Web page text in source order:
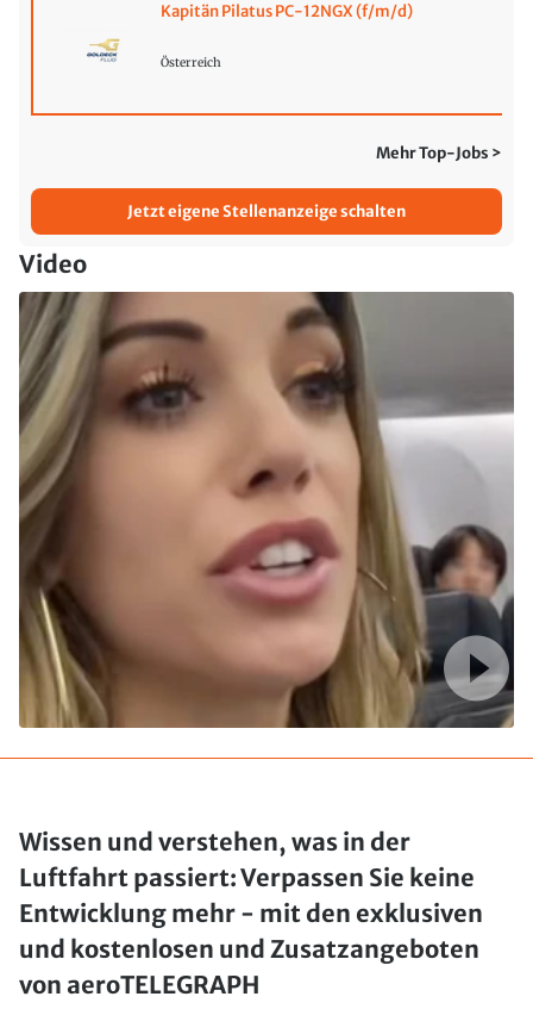
Kapitän Pilatus PC-12NGX (f/m/d)
Österreich
Mehr Top-Jobs >
Jetzt eigene Stellenanzeige schalten
Video
Wissen und verstehen, was in der
Luftfahrt passiert: Verpassen Sie keine
Entwicklung mehr - mit den exklusiven
und kostenlosen und Zusatzangeboten
von aeroTELEGRAPH